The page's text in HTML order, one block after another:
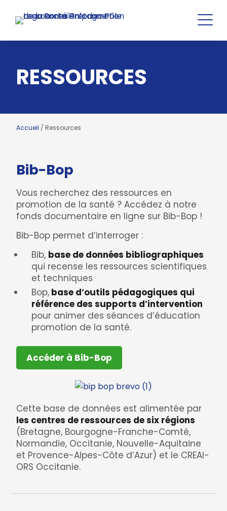
RESSOURCES
Accueil / Ressources
Bib-Bop
Vous recherchez des ressources en
promotion de la santé ? Accédez à notre
fonds documentaire en ligne sur Bib-Bop !
Bib-Bop permet d’interroger :
Bib, base de données bibliographiques
qui recense les ressources scientifiques
et techniques
Bop, base d’outils pédagogiques qui
référence des supports d’intervention
pour animer des séances d’éducation
promotion de la santé.
Accéder à Bib-Bop
Cette base de données est alimentée par
les centres de ressources de six régions
(Bretagne, Bourgogne-Franche-Comté,
Normandie, Occitanie, Nouvelle-Aquitaine
et Provence-Alpes-Côte d’Azur) et le CREAI-
ORS Occitanie.